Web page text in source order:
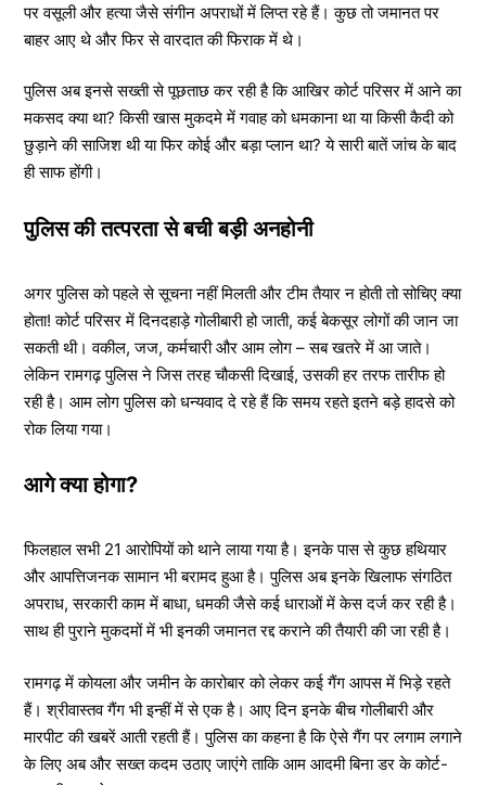
पर वसूली और हत्या जैसे संगीन अपराधों में लिप्त रहे हैं। कुछ तो जमानत पर
बाहर आए थे और फिर से वारदात की फिराक में थे।
पुलिस अब इनसे सख्ती से पूछताछ कर रही है कि आखिर कोर्ट परिसर में आने का
मकसद क्या था? किसी खास मुकदमे में गवाह को धमकाना था या किसी कैदी को
छुड़ाने की साजिश थी या फिर कोई और बड़ा प्लान था? ये सारी बातें जांच के बाद
ही साफ होंगी।
पुलिस की तत्परता से बची बड़ी अनहोनी
अगर पुलिस को पहले से सूचना नहीं मिलती और टीम तैयार न होती तो सोचिए क्या
होता! कोर्ट परिसर में दिनदहाड़े गोलीबारी हो जाती, कई बेकसूर लोगों की जान जा
सकती थी। वकील, जज, कर्मचारी और आम लोग – सब खतरे में आ जाते।
लेकिन रामगढ़ पुलिस ने जिस तरह चौकसी दिखाई, उसकी हर तरफ तारीफ हो
रही है। आम लोग पुलिस को धन्यवाद दे रहे हैं कि समय रहते इतने बड़े हादसे को
रोक लिया गया।
आगे क्या होगा?
फिलहाल सभी 21 आरोपियों को थाने लाया गया है। इनके पास से कुछ हथियार
और आपत्तिजनक सामान भी बरामद हुआ है। पुलिस अब इनके खिलाफ संगठित
अपराध, सरकारी काम में बाधा, धमकी जैसे कई धाराओं में केस दर्ज कर रही है।
साथ ही पुराने मुकदमों में भी इनकी जमानत रद्द कराने की तैयारी की जा रही है।
रामगढ़ में कोयला और जमीन के कारोबार को लेकर कई गैंग आपस में भिड़े रहते
हैं। श्रीवास्तव गैंग भी इन्हीं में से एक है। आए दिन इनके बीच गोलीबारी और
मारपीट की खबरें आती रहती हैं। पुलिस का कहना है कि ऐसे गैंग पर लगाम लगाने
के लिए अब और सख्त कदम उठाए जाएंगे ताकि आम आदमी बिना डर के कोर्ट-